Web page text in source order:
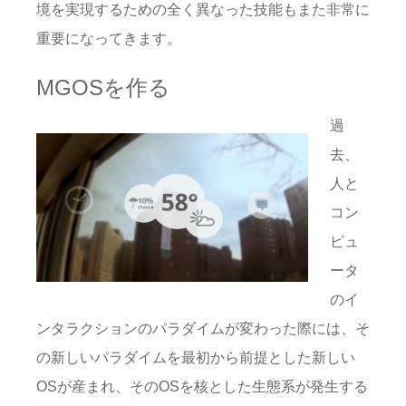
境を実現するための全く異なった技能もまた非常に
重要になってきます。
MGOSを作る
過
去、
人と
コン
ピュ
ータ
のイ
ンタラクションのパラダイムが変わった際には、そ
の新しいパラダイムを最初から前提とした新しい
OSが産まれ、そのOSを核とした生態系が発生する